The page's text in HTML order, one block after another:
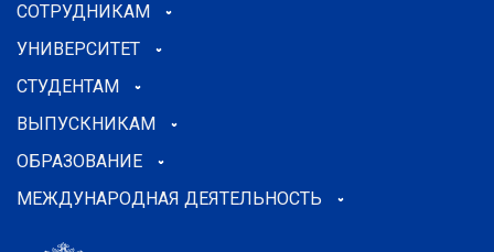
СОТРУДНИКАМ
УНИВЕРСИТЕТ
СТУДЕНТАМ
ВЫПУСКНИКАМ
ОБРАЗОВАНИЕ
МЕЖДУНАРОДНАЯ ДЕЯТЕЛЬНОСТЬ